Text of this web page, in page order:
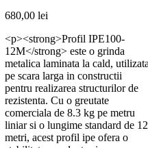
680,00 lei
<p><strong>Profil IPE100-
12M</strong> este o grinda
metalica laminata la cald,
pe scara larga in constructii
pentru realizarea structurilor de
rezistenta. Cu o greutate
comerciala de 8.3 kg pe metru
liniar si o lungime standard de 12
metri, acest profil ipe ofera o